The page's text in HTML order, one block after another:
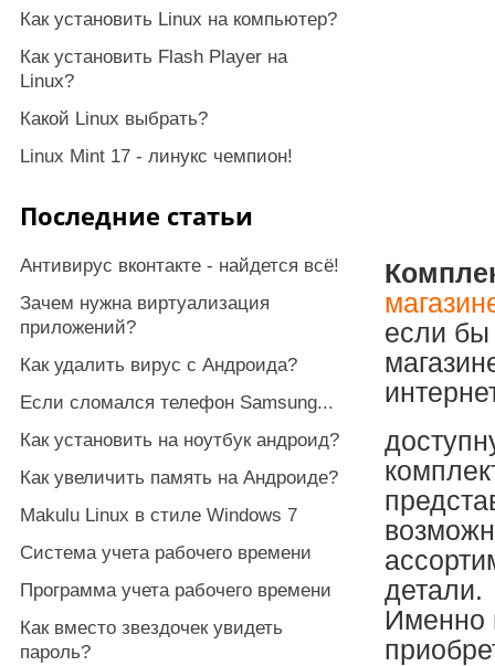
если
детали.
Именно
Как установить Linux на компьютер?
Как установить Flash Player на
Linux?
Какой Linux выбрать?
Linux Mint 17 - линукс чемпион!
Последние статьи
Антивирус вконтакте - найдется всё!
Зачем нужна виртуализация
приложений?
Как удалить вирус с Андроида?
Если сломался телефон Samsung...
Как установить на ноутбук андроид?
Как увеличить память на Андроиде?
Makulu Linux в стиле Windows 7
Система учета рабочего времени
Программа учета рабочего времени
Как вместо звездочек увидеть
пароль?